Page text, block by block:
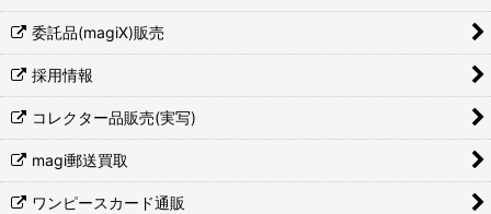
委託品(magiX)販売
採用情報
コレクター品販売(実写)
magi郵送買取
ワンピースカード通販